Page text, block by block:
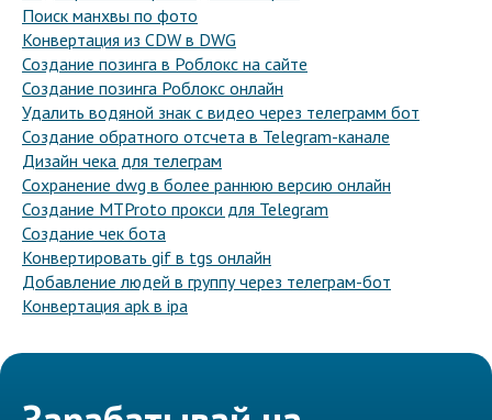
Поиск манхвы по фото
Конвертация из CDW в DWG
Создание позинга в Роблокс на сайте
Создание позинга Роблокс онлайн
Удалить водяной знак с видео через телеграмм бот
Создание обратного отсчета в Telegram-канале
Дизайн чека для телеграм
Сохранение dwg в более раннюю версию онлайн
Создание MTProto прокси для Telegram
Создание чек бота
Конвертировать gif в tgs онлайн
Добавление людей в группу через телеграм-бот
Конвертация apk в ipa